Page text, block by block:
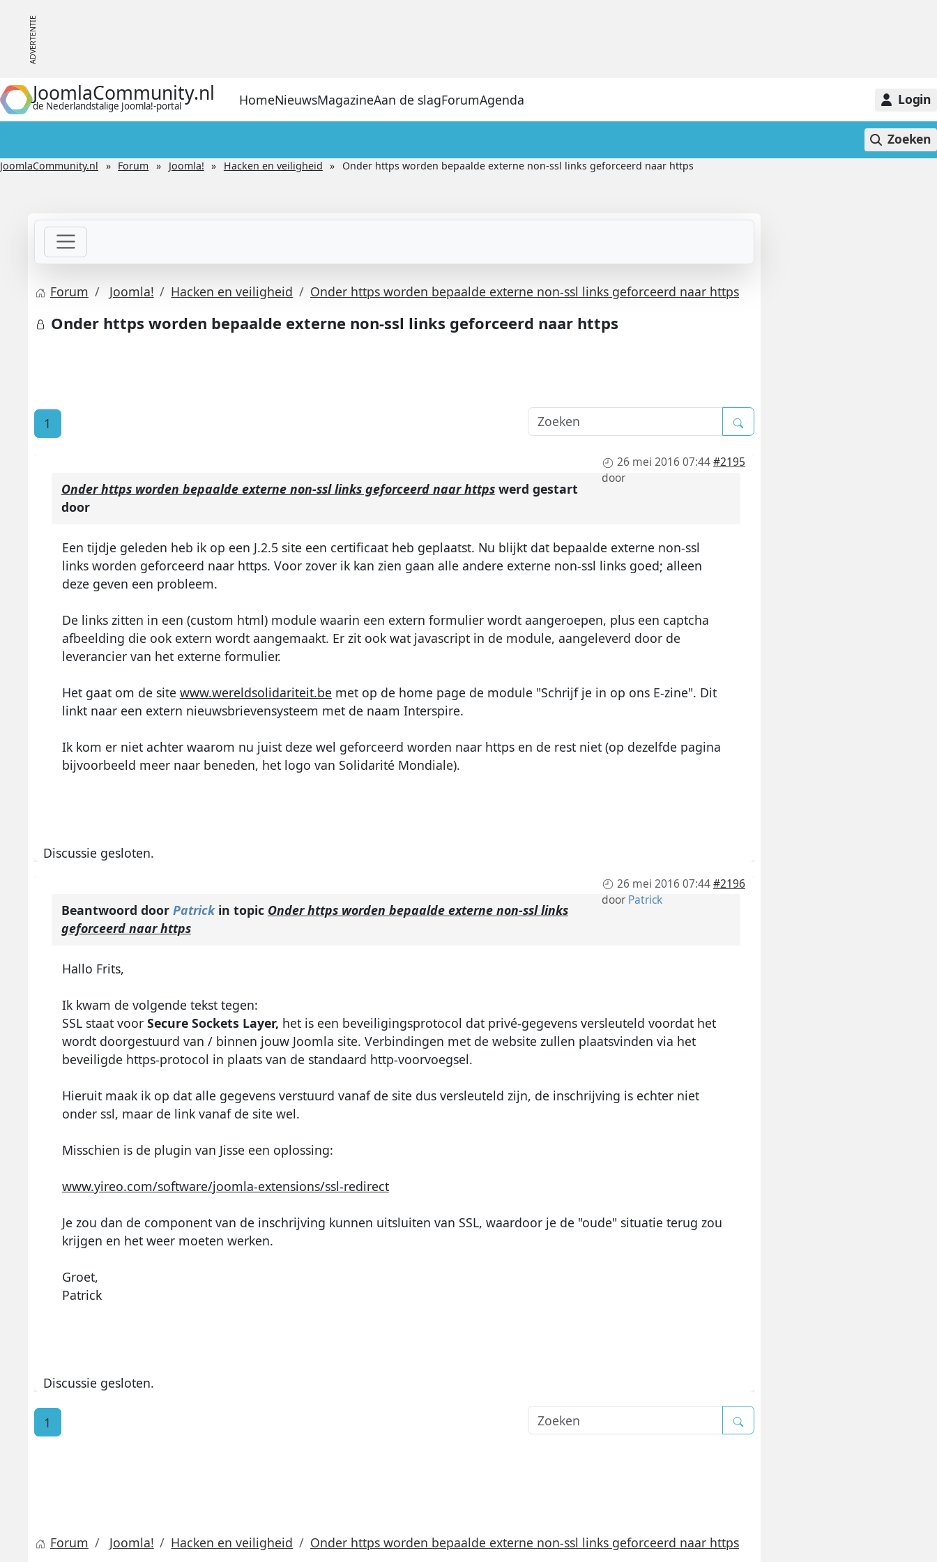
JoomlaCommunity.nl
de Nederlandstalige Joomla!-portal HomeNieuwsMagazineAan de slagForumAgenda Login
Zoeken
JoomlaCommunity.nl Forum Joomla! Hacken en veiligheid Onder https worden bepaalde externe non-ssl links geforceerd naar https
Forum Joomla! Hacken en veiligheid Onder https worden bepaalde externe non-ssl links geforceerd naar https
Onder https worden bepaalde externe non-ssl links geforceerd naar https
1
26 mei 2016 07:44#2195
door
Onder https worden bepaalde externe non-ssl links geforceerd naar httpswerd gestart
door
Een tijdje geleden heb ik op een J.2.5 site een certificaat heb geplaatst. Nu blijkt dat bepaalde externe non-ssl
links worden geforceerd naar https. Voor zover ik kan zien gaan alle andere externe non-ssl links goed; alleen
deze geven een probleem.
De links zitten in een (custom html) module waarin een extern formulier wordt aangeroepen, plus een captcha
afbeelding die ook extern wordt aangemaakt. Er zit ook wat javascript in de module, aangeleverd door de
leverancier van het externe formulier.
Het gaat om de site www.wereldsolidariteit.be met op de home page de module "Schrijf je in op ons E-zine". Dit
linkt naar een extern nieuwsbrievensysteem met de naam Interspire.
Ik kom er niet achter waarom nu juist deze wel geforceerd worden naar https en de rest niet (op dezelfde pagina
bijvoorbeeld meer naar beneden, het logo van Solidarité Mondiale).
Discussie gesloten.
26 mei 2016 07:44#2196
doorPatrick
Beantwoord door Patrickin topic Onder https worden bepaalde externe non-ssl links
geforceerd naar https
Hallo Frits,
Ik kwam de volgende tekst tegen:
SSL staat voor Secure Sockets Layer, het is een beveiligingsprotocol dat privé-gegevens versleuteld voordat het
wordt doorgestuurd van / binnen jouw Joomla site. Verbindingen met de website zullen plaatsvinden via het
beveiligde https-protocol in plaats van de standaard http-voorvoegsel.
Hieruit maak ik op dat alle gegevens verstuurd vanaf de site dus versleuteld zijn, de inschrijving is echter niet
onder ssl, maar de link vanaf de site wel.
Misschien is de plugin van Jisse een oplossing:
www.yireo.com/software/joomla-extensions/ssl-redirect
Je zou dan de component van de inschrijving kunnen uitsluiten van SSL, waardoor je de "oude" situatie terug zou
krijgen en het weer moeten werken.
Groet,
Patrick
Discussie gesloten.
1
Forum Joomla! Hacken en veiligheid Onder https worden bepaalde externe non-ssl links geforceerd naar https